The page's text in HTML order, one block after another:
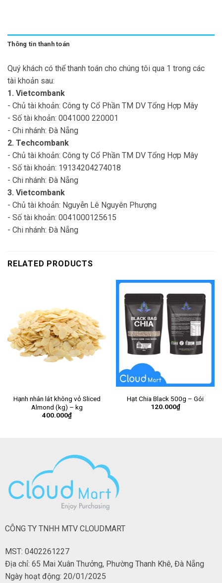
Thông tin thanh toán
Quý khách có thể thanh toán cho chúng tôi qua 1 trong các
tài khoản sau:
1. Vietcombank
- Chủ tài khoản: Công ty Cổ Phần TM DV Tổng Hợp Mây
- Số tài khoản: 0041000 220001
- Chi nhánh: Đà Nẵng
2. Techcombank
- Chủ tài khoản: Công ty Cổ Phần TM DV Tổng Hợp Mây
- Số tài khoản: 19134204274018
- Chi nhánh: Đà Nẵng
3. Vietcombank
- Chủ tài khoản: Nguyễn Lê Nguyên Phượng
- Số tài khoản: 0041000125615
- Chi nhánh: Đà Nẵng
RELATED PRODUCTS
Hạnh nhân lát không vỏ Sliced
Almond (kg) – kg
400.000₫
Hạt Chia Black 500g – Gói
120.000₫
CÔNG TY TNHH MTV CLOUDMART
MST: 0402261227
Địa chỉ: 65 Mai Xuân Thưởng, Phường Thanh Khê, Đà Nẵng
Ngày hoạt động: 20/01/2025